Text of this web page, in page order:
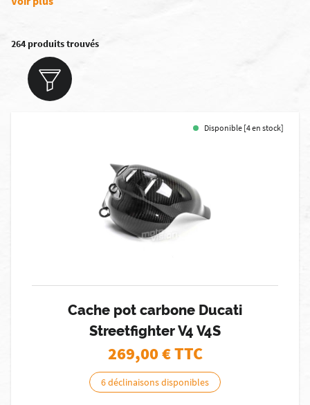
264 produits trouvés
Disponible [4 en stock]
Cache pot carbone Ducati
Streetfighter V4 V4S
269,00€ TTC
6 déclinaisons disponibles